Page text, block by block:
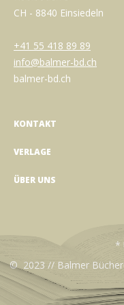
CH - 8840 Einsiedeln
+41 55 418 89 89
info@balmer-bd.ch
balmer-bd.ch
KONTAKT
VERLAGE
ÜBER UNS
*
© 2023 // Balmer